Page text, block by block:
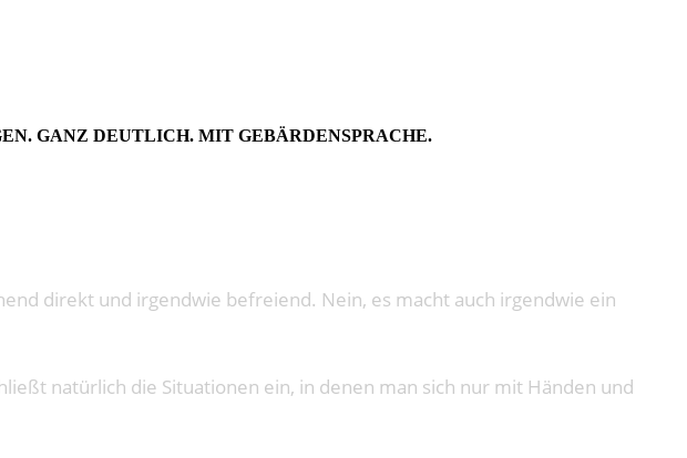
GANZ DEUTLICH. MIT GEBÄRDENSPRACHE.
direkt und irgendwie befreiend. Nein, es macht auch irgendwie ein
natürlich die Situationen ein, in denen man sich nur mit Händen und